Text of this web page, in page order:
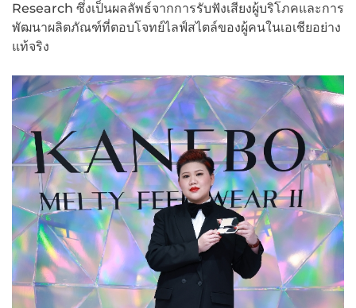
Research ซึ่งเป็นผลลัพธ์จากการรับฟังเสียงผู้บริโภคและการ
พัฒนาผลิตภัณฑ์ที่ตอบโจทย์ไลฟ์สไตล์ของผู้คนในเอเชียอย่าง
แท้จริง